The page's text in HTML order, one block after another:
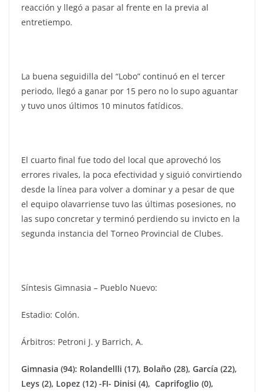
reacción y llegó a pasar al frente en la previa al
entretiempo.
La buena seguidilla del “Lobo” continuó en el tercer
periodo, llegó a ganar por 15 pero no lo supo aguantar
y tuvo unos últimos 10 minutos fatídicos.
El cuarto final fue todo del local que aprovechó los
errores rivales, la poca efectividad y siguió convirtiendo
desde la línea para volver a dominar y a pesar de que
el equipo olavarriense tuvo las últimas posesiones, no
las supo concretar y terminó perdiendo su invicto en la
segunda instancia del Torneo Provincial de Clubes.
Síntesis Gimnasia – Pueblo Nuevo:
Estadio: Colón.
Árbitros: Petroni J. y Barrich, A.
Gimnasia (94): Rolandellli (17), Bolaño (28), García (22),
Leys (2), Lopez (12) -FI- Dinisi (4), Caprifoglio (0),